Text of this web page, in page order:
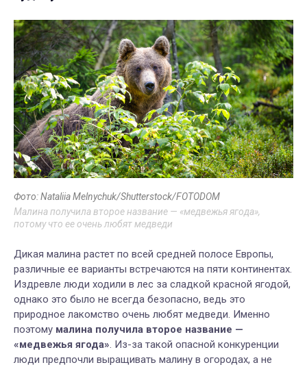
Фото: Nataliia Melnychuk/Shutterstock/FOTODOM
Малина получила второе название — «медвежья ягода»,
потому что ее очень любят медведи
Дикая малина растет по всей средней полосе Европы,
различные ее варианты встречаются на пяти континентах.
Издревле люди ходили в лес за сладкой красной ягодой,
однако это было не всегда безопасно, ведь это
природное лакомство очень любят медведи. Именно
поэтому малина получила второе название —
«медвежья ягода». Из-за такой опасной конкуренции
люди предпочли выращивать малину в огородах, а не